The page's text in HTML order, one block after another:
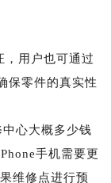
，用户也可通过
保零件的真实性
心大概多少钱
手机需要更
维修点进行预